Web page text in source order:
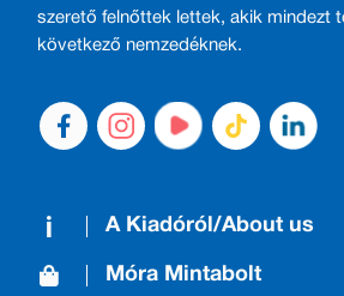
szerető felnőttek lettek, akik mindezt
következő nemzedéknek.
A Kiadóról/About us
Móra Mintabolt